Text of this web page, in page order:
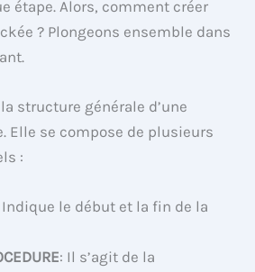
étape. Alors, comment créer
? Plongeons ensemble dans
structure générale d’une
Elle se compose de plusieurs
:
Indique le début et la fin de la
: Il s’agit de la